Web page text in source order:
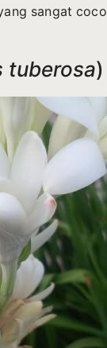
sangat
tuberosa)